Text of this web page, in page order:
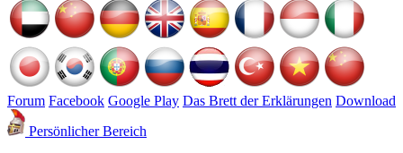
Forum Facebook Google Play Das Brett der Erklärungen Download
Persönlicher Bereich